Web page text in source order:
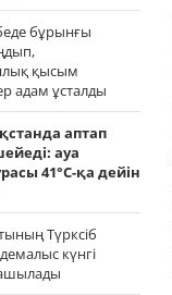
бұрынғы
қысым
адам ұсталды
аптап
ауа
41°С-қа дейін
Түрксіб
күнгі